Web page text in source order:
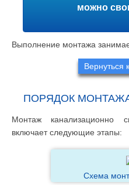
можно
Выполнение монтажа
Вернуться
ПОРЯДОК
Монтаж канализационно
включает следующие этапы:
Схема